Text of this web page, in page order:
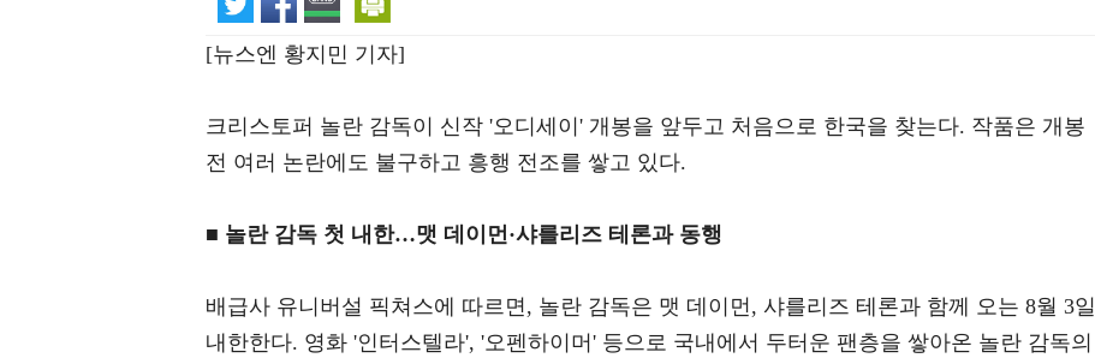
[뉴스엔 황지민 기자]
크리스토퍼 놀란 감독이 신작 '오디세이' 개봉을 앞두고 처음으로 한국을 찾는다. 작품은 개봉
전 여러 논란에도 불구하고 흥행 전조를 쌓고 있다.
■ 놀란 감독 첫 내한…맷 데이먼·샤를리즈 테론과 동행
배급사 유니버설 픽쳐스에 따르면, 놀란 감독은 맷 데이먼, 샤를리즈 테론과 함께 오는 8월 3일
내한한다. 영화 '인터스텔라', '오펜하이머' 등으로 국내에서 두터운 팬층을 쌓아온 놀란 감독의